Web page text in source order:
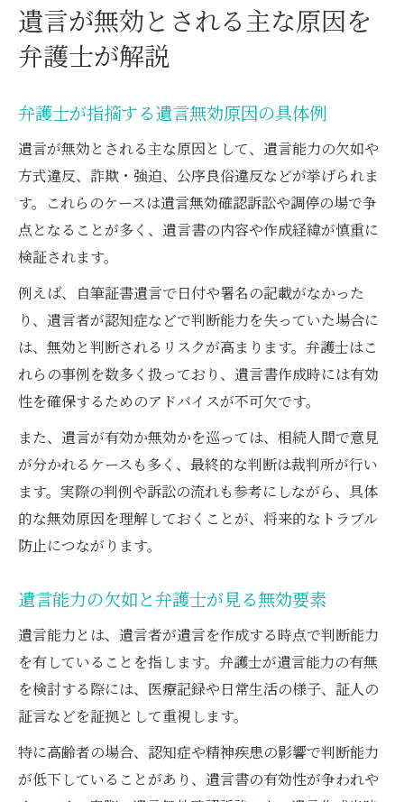
係
弁護士の視点から見る遺言無効確認の流れ
遺言無効確認訴訟の流れを弁護士が解説
調停と訴訟の違いを弁護士がわかりやすく
説明
弁護士が強調する遺言書無効確認の難しさ
確認訴訟に弁護士が必要とされる場面
遺言書に無効原因が疑われる場合の対応策
弁護士が教える遺言無効原因の早期発見法
遺言書に疑問がある場合の弁護士への相談
方法
弁護士が解説する無効主張の準備と注意点
弁護士が推奨する証拠収集の進め方
裁判所が遺言の有効性を判断するポイント
弁護士が示す裁判所が重視する判断基準
遺言書有効か無効かを判断する視点を解説
遺言内容の偏りと裁判所判断を弁護士が分
析
弁護士が語る判例から見る判断の傾向
弁護士なら知っておきたい無効事例と立証法
弁護士が解説する遺言無効事例の特徴
立証が難しいケースを弁護士が分析
遺言無効確認訴訟の主な判例を弁護士が紹
遺言が無効とされる主な原因を
弁護士が解説
弁護士が指摘する遺言無効原因の具体例
遺言が無効とされる主な原因として、遺言能力の欠如や
方式違反、詐欺・強迫、公序良俗違反などが挙げられま
す。これらのケースは遺言無効確認訴訟や調停の場で争
点となることが多く、遺言書の内容や作成経緯が慎重に
検証されます。
例えば、自筆証書遺言で日付や署名の記載がなかった
り、遺言者が認知症などで判断能力を失っていた場合に
は、無効と判断されるリスクが高まります。弁護士はこ
れらの事例を数多く扱っており、遺言書作成時には有効
性を確保するためのアドバイスが不可欠です。
また、遺言が有効か無効かを巡っては、相続人間で意見
が分かれるケースも多く、最終的な判断は裁判所が行い
ます。実際の判例や訴訟の流れも参考にしながら、具体
的な無効原因を理解しておくことが、将来的なトラブル
防止につながります。
遺言能力の欠如と弁護士が見る無効要素
遺言能力とは、遺言者が遺言を作成する時点で判断能力
を有していることを指します。弁護士が遺言能力の有無
を検討する際には、医療記録や日常生活の様子、証人の
証言などを証拠として重視します。
特に高齢者の場合、認知症や精神疾患の影響で判断能力
が低下していることがあり、遺言書の有効性が争われや